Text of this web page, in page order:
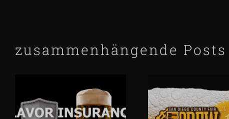
zusammenhängende Posts